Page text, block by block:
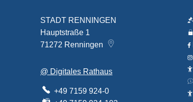
STADT RENNINGEN
Hauptstraße 1
71272 Renningen
@ Digitales Rathaus
+49 7159 924-0